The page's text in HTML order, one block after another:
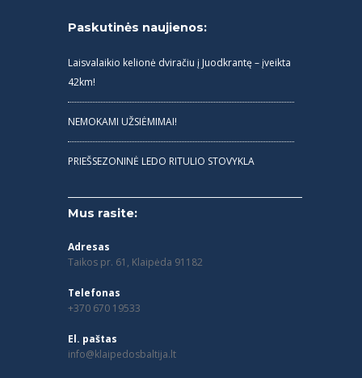
Paskutinės naujienos:
Laisvalaikio kelionė dviračiu į Juodkrantę – įveikta
42km!
NEMOKAMI UŽSIĖMIMAI!
PRIEŠSEZONINĖ LEDO RITULIO STOVYKLA
Mus rasite:
Adresas
Taikos pr. 61, Klaipėda 91182
Telefonas
+370 670 19533
El. paštas
info@klaipedosbaltija.lt